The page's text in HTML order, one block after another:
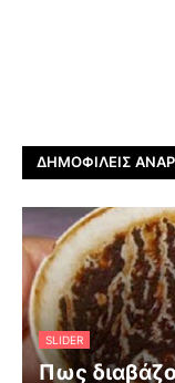
ΔΗΜΟΦΙΛΕΊΣ
SLIDER
Πως